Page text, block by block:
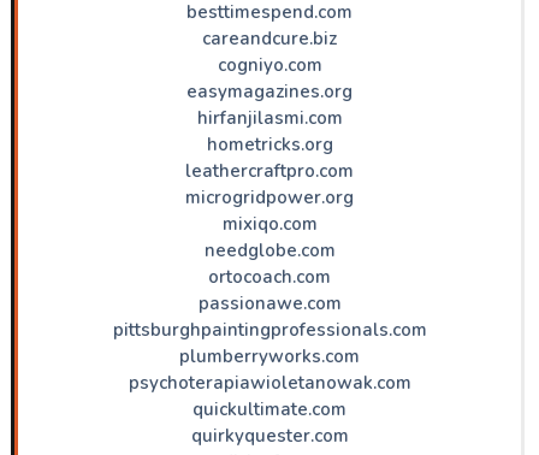
besttimespend.com
careandcure.biz
cogniyo.com
easymagazines.org
hirfanjilasmi.com
hometricks.org
leathercraftpro.com
microgridpower.org
mixiqo.com
needglobe.com
ortocoach.com
passionawe.com
pittsburghpaintingprofessionals.com
plumberryworks.com
psychoterapiawioletanowak.com
quickultimate.com
quirkyquester.com